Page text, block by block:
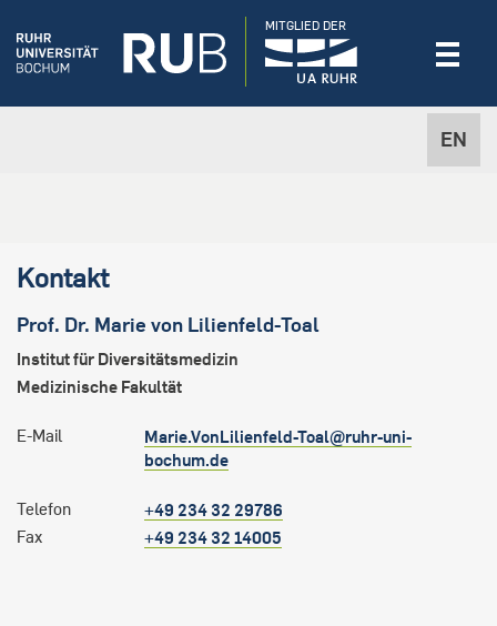
EN
MITGLIED DER
Kontakt
Prof. Dr. Marie von Lilienfeld-Toal
Institut für Diversitätsmedizin
Medizinische Fakultät
E-Mail
Marie.VonLilienfeld-Toal@ruhr-uni-
bochum.de
Telefon
+49 234 32 29786
Fax
+49 234 32 14005